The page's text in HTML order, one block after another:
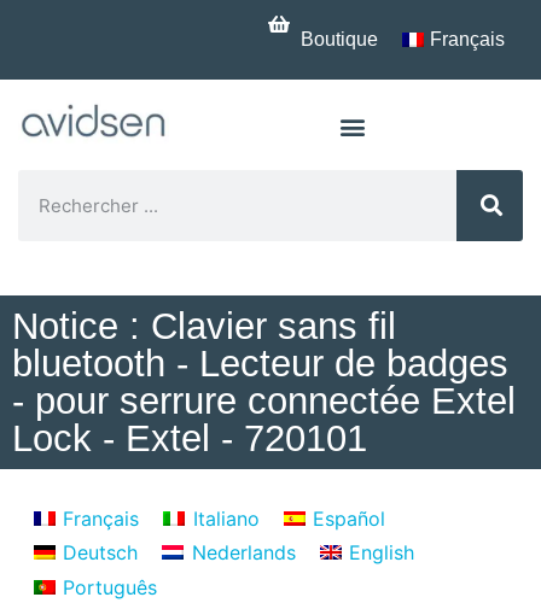
Boutique Français
Notice : Clavier sans fil
bluetooth - Lecteur de badges
- pour serrure connectée Extel
Lock - Extel - 720101
Français Italiano
Español
Deutsch
Nederlands
English
Português